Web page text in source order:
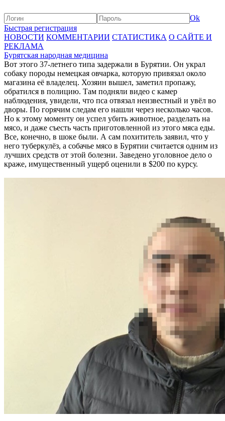
Ok
Быстрая регистрация
НОВОСТИ КОММЕНТАРИИ СТАТИСТИКА О САЙТЕ И
РЕКЛАМА
Бурятская народная медицина
Вот этого 37-летнего типа задержали в Бурятии. Он украл
собаку породы немецкая овчарка, которую привязал около
магазина её владелец. Хозяин вышел, заметил пропажу,
обратился в полицию. Там подняли видео с камер
наблюдения, увидели, что пса отвязал неизвестный и увёл во
дворы. По горячим следам его нашли через несколько часов.
Но к этому моменту он успел убить животное, разделать на
мясо, и даже съесть часть приготовленной из этого мяса еды.
Все, конечно, в шоке были. А сам похититель заявил, что у
него туберкулёз, а собачье мясо в Бурятии считается одним из
лучших средств от этой болезни. Заведено уголовное дело о
краже, имущественный ущерб оценили в $200 по курсу.